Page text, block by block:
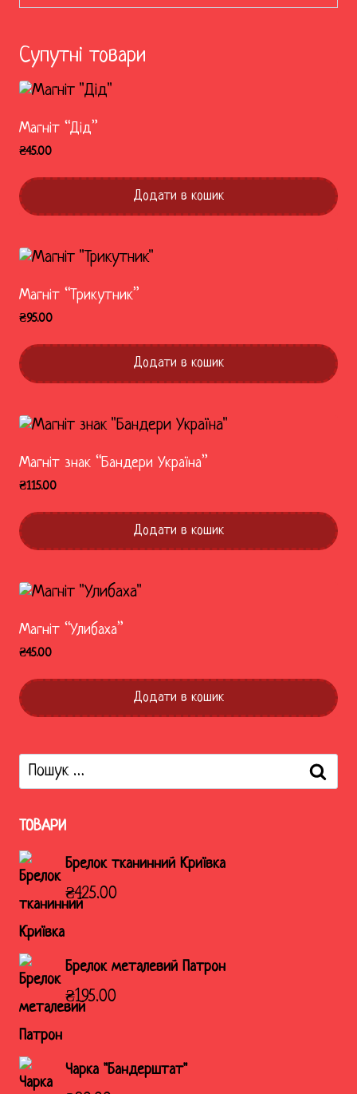
Супутні товари
Магніт “Дід”
₴45.00
Додати в кошик
Магніт “Трикутник”
₴95.00
Додати в кошик
Магніт знак “Бандери Україна”
₴115.00
Додати в кошик
Магніт “Улибаха”
₴45.00
Додати в кошик
Пошук:
ТОВАРИ
Брелок тканинний Криївка
₴425.00
Брелок металевий Патрон
₴195.00
Чарка "Бандерштат"